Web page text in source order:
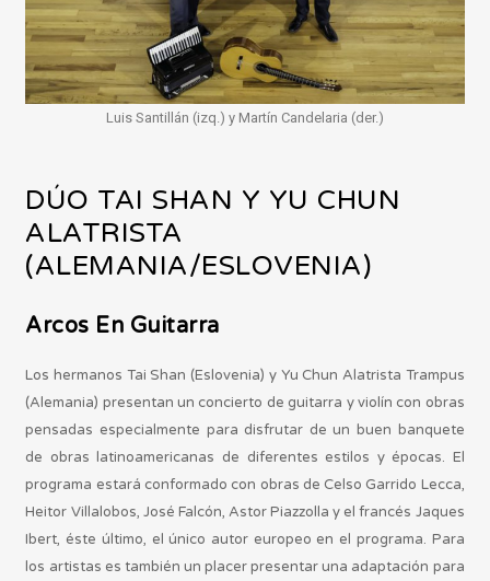
Luis Santillán (izq.) y Martín Candelaria (der.)
DÚO TAI SHAN Y YU CHUN
ALATRISTA
(ALEMANIA/ESLOVENIA)
Arcos En Guitarra
Los hermanos Tai Shan (Eslovenia) y Yu Chun Alatrista Trampus
(Alemania) presentan un concierto de guitarra y violín con obras
pensadas especialmente para disfrutar de un buen banquete
de obras latinoamericanas de diferentes estilos y épocas. El
programa estará conformado con obras de Celso Garrido Lecca,
Heitor Villalobos, José Falcón, Astor Piazzolla y el francés Jaques
Ibert, éste último, el único autor europeo en el programa. Para
los artistas es también un placer presentar una adaptación para